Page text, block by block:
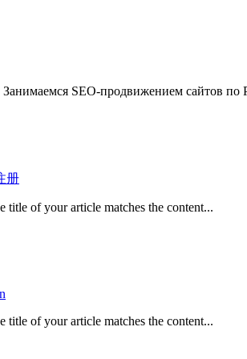
SEO-продвижением сайтов по
册
title of your article matches the content...
title of your article matches the content...